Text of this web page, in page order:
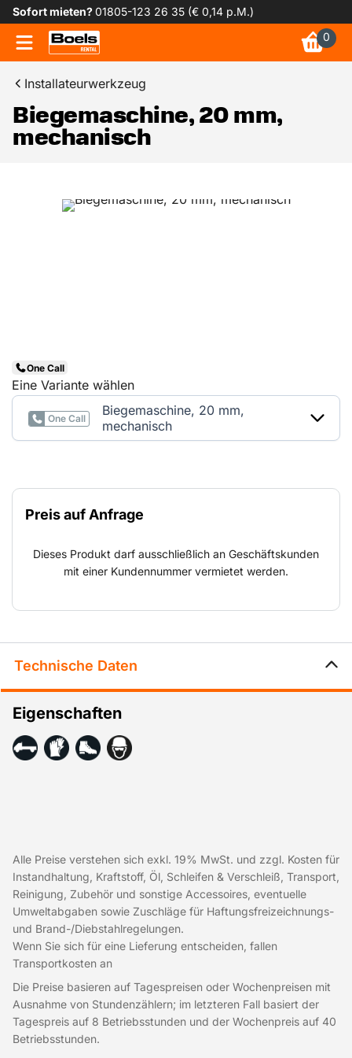
Sofort mieten?01805-123 26 35 (€ 0,14 p.M.)
0
Installateurwerkzeug
Biegemaschine, 20 mm,
mechanisch
One Call
Preis auf Anfrage
Dieses Produkt darf ausschließlich an Geschäftskunden
mit einer Kundennummer vermietet werden.
Eine Variante wählen
One Call
Biegemaschine, 20 mm,
mechanisch
Technische Daten
Eigenschaften
Alle Preise verstehen sich exkl. 19% MwSt. und zzgl. Kosten für
Instandhaltung, Kraftstoff, Öl, Schleifen & Verschleiß, Transport,
Reinigung, Zubehör und sonstige Accessoires, eventuelle
Umweltabgaben sowie Zuschläge für Haftungsfreizeichnungs-
und Brand-/Diebstahlregelungen.
Wenn Sie sich für eine Lieferung entscheiden, fallen
Transportkosten an
Die Preise basieren auf Tagespreisen oder Wochenpreisen mit
Ausnahme von Stundenzählern; im letzteren Fall basiert der
Tagespreis auf 8 Betriebsstunden und der Wochenpreis auf 40
Betriebsstunden.